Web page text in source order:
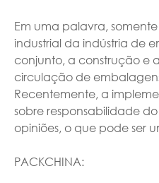
Em uma palavra,
industrial da indústria de
conjunto, a construção e
circulação de
Recentemente, a
sobre responsabilidade
opiniões, o que pode ser
PACKCHINA: